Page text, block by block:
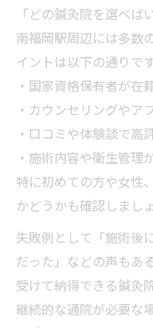
「どの鍼灸院を選べば
南福岡駅周辺には多数
イントは以下の通りです
・国家資格保有者が在
・カウンセリングやア
・口コミや体験談で高
・施術内容や衛生管理
特に初めての方や女性
かどうかも確認しましょ
失敗例として「施術後
だった」などの声もあ
受けて納得できる鍼灸
継続的な通院が必要な